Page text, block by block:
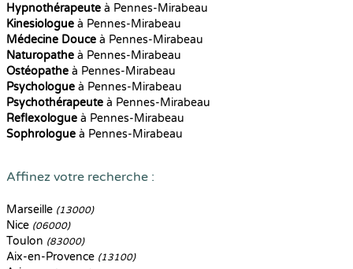
Hypnothérapeute à Pennes-Mirabeau
Kinesiologue à Pennes-Mirabeau
Médecine Douce à Pennes-Mirabeau
Naturopathe à Pennes-Mirabeau
Ostéopathe à Pennes-Mirabeau
Psychologue à Pennes-Mirabeau
Psychothérapeute à Pennes-Mirabeau
Reflexologue à Pennes-Mirabeau
Sophrologue à Pennes-Mirabeau
Affinez votre recherche :
Marseille (13000)
Nice (06000)
Toulon (83000)
Aix-en-Provence (13100)